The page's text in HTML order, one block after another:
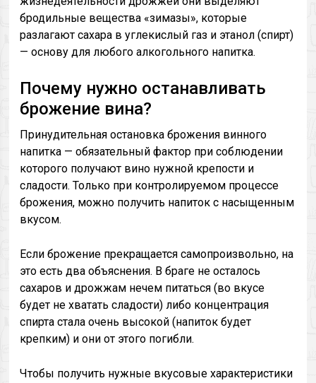
бродильные вещества «зимазы», которые
разлагают сахара в углекислый газ и этанол (спирт)
— основу для любого алкогольного напитка.
Почему нужно останавливать
брожение вина?
Принудительная остановка брожения винного
напитка — обязательный фактор при соблюдении
которого получают вино нужной крепости и
сладости. Только при контролируемом процессе
брожения, можно получить напиток с насыщенным
вкусом.
Если брожение прекращается самопроизвольно, на
это есть два объяснения. В браге не осталось
сахаров и дрожжам нечем питаться (во вкусе
будет не хватать сладости) либо концентрация
спирта стала очень высокой (напиток будет
крепким) и они от этого погибли.
Чтобы получить нужные вкусовые характеристики